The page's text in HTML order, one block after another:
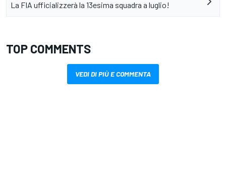
La FIA ufficializzerà la 13esima squadra a luglio!
TOP COMMENTS
VEDI DI PIÙ E COMMENTA